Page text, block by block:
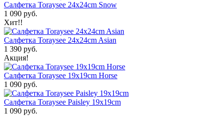
Салфетка Toraysee 24x24cm Snow
1 090 руб.
Хит!!
Салфетка Toraysee 24x24cm Asian
1 390 руб.
Акция!
Салфетка Toraysee 19x19cm Horse
1 090 руб.
Салфетка Toraysee Paisley 19x19cm
1 090 руб.